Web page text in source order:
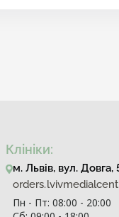
Клініки:
м. Львів, вул. Довга,
Пн - Пт: 08:00 - 20:00